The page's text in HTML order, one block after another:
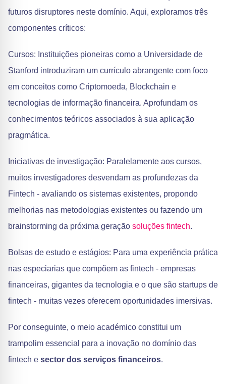
futuros disruptores neste domínio. Aqui, exploramos três
componentes críticos:
Cursos: Instituições pioneiras como a Universidade de
Stanford introduziram um currículo abrangente com foco
em conceitos como Criptomoeda, Blockchain e
tecnologias de informação financeira. Aprofundam os
conhecimentos teóricos associados à sua aplicação
pragmática.
Iniciativas de investigação: Paralelamente aos cursos,
muitos investigadores desvendam as profundezas da
Fintech - avaliando os sistemas existentes, propondo
melhorias nas metodologias existentes ou fazendo um
brainstorming da próxima geração soluções fintech.
Bolsas de estudo e estágios: Para uma experiência prática
nas especiarias que compõem as fintech - empresas
financeiras, gigantes da tecnologia e o que são startups de
fintech - muitas vezes oferecem oportunidades imersivas.
Por conseguinte, o meio académico constitui um
trampolim essencial para a inovação no domínio das
fintech e sector dos serviços financeiros.